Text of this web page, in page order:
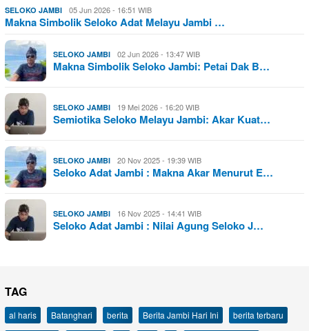
SELOKO JAMBI 05 Jun 2026 - 16:51 WIB
Makna Simbolik Seloko Adat Melayu Jambi …
SELOKO JAMBI 02 Jun 2026 - 13:47 WIB
Makna Simbolik Seloko Jambi: Petai Dak B…
SELOKO JAMBI 19 Mei 2026 - 16:20 WIB
Semiotika Seloko Melayu Jambi: Akar Kuat…
SELOKO JAMBI 20 Nov 2025 - 19:39 WIB
Seloko Adat Jambi : Makna Akar Menurut E…
SELOKO JAMBI 16 Nov 2025 - 14:41 WIB
Seloko Adat Jambi : Nilai Agung Seloko J…
TAG
al haris Batanghari berita Berita Jambi Hari Ini
berita terbaru